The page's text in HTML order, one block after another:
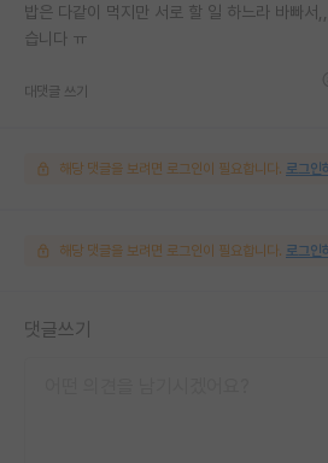
밥은 다같이 먹지만 서로 할 일 하느라 바빠
습니다 ㅠ
대댓글 쓰기
해당 댓글을 보려면 로그인이 필요합니다. 로그인
해당 댓글을 보려면 로그인이 필요합니다. 로그인
댓글쓰기